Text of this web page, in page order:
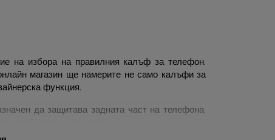
на избора на правилния калъф за телефон.
магазин ще намерите не само калъфи за
функция.
да защитава задната част на телефона.